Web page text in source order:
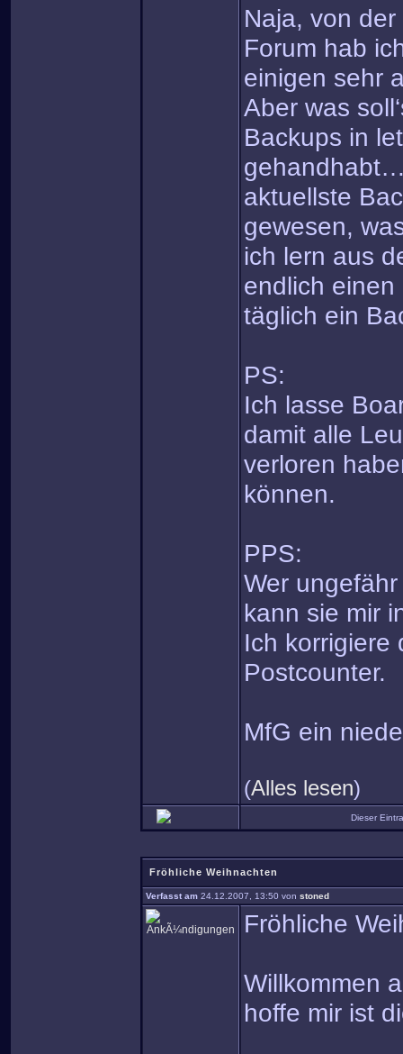
Naja, von
Forum hab
einigen sehr
Aber was
Backups in
aktuellste
gewesen,
ich lern aus
endlich
täglich ein
PS:
Ich lasse
damit alle
verloren
können.
PPS:
Wer
kann sie mir
Ich korrigiere
Postcounter.
MfG ein
(Alles lesen)
Dieser
Fröhliche Weihnachten
Verfasst am 24.12.2007, 13:50 von stoned
Fröhliche
Willkommen
hoffe mir ist